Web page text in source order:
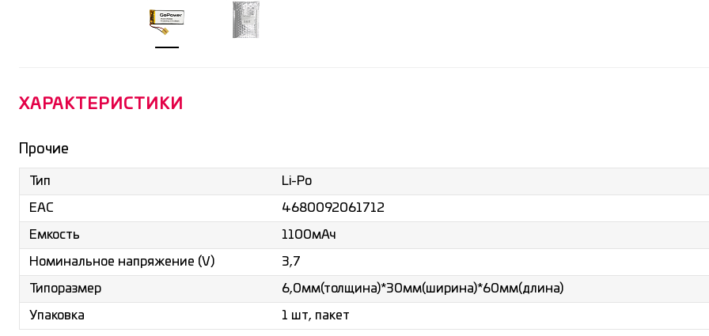
ХАРАКТЕРИСТИКИ
Прочие
Тип Li-Po
ЕАС 4680092061712
Емкость 1100мАч
Номинальное напряжение (V) 3,7
Типоразмер 6,0мм(толщина)*30мм(ширина)*60мм(длина)
Упаковка 1 шт, пакет